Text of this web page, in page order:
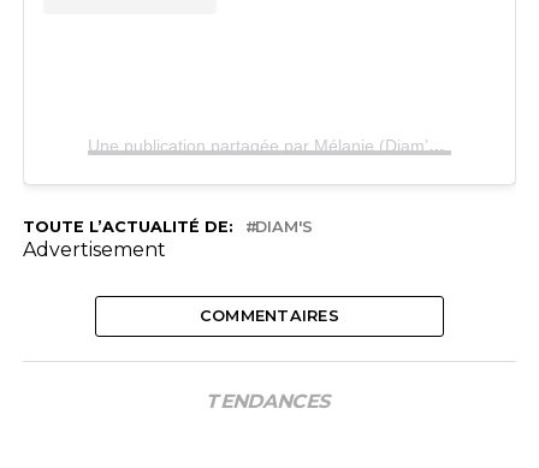
Une publication partagée par Mélanie (Diam’s) (@melaniediams)
TOUTE L’ACTUALITÉ DE: DIAM'S
Advertisement
COMMENTAIRES
TENDANCES